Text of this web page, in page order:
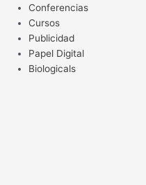
Conferencias
Cursos
Publicidad
Papel Digital
Biologicals